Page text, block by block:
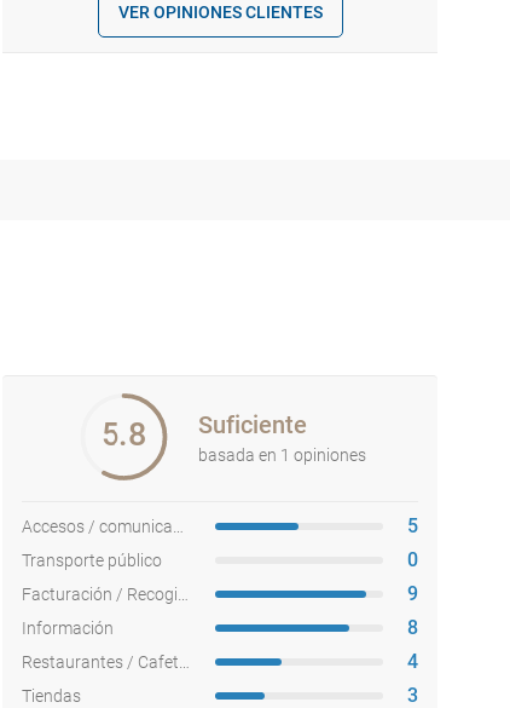
VER OPINIONES CLIENTES
5.8 Suficiente
basada en 1 opiniones
5
Transporte público 0
9
Información 8
4
Tiendas 3